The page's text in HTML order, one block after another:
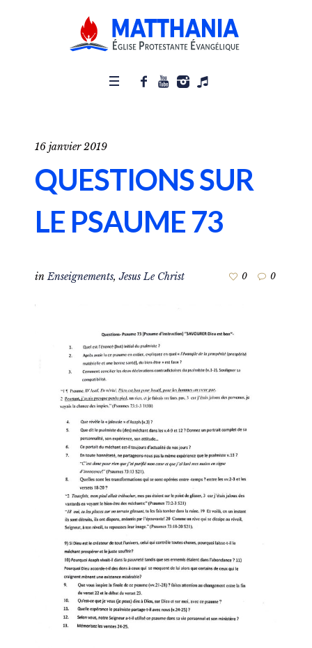
16 janvier 2019
QUESTIONS SUR
LE PSAUME 73
inEnseignements,Jesus Le Christ 0 0